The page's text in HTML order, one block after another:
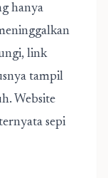
hanya
link
tampil
Website
sepi